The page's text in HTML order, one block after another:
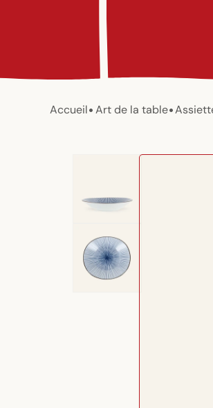
Accueil•Art de la table•
Passer aux